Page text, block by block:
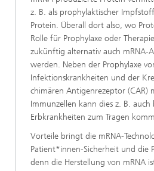
z. B. als prophylaktischer
Protein. Überall dort also, wo
Rolle für Prophylaxe oder
zukünftig alternativ auch mRNA-
werden. Neben der Prophylaxe
Infektionskrankheiten und der
chimären Antigenrezeptor (CAR)
Immunzellen kann dies z. B. auch
Erbkrankheiten zum Tragen
Vorteile bringt die mRNA-
Patient*innen-Sicherheit und die
denn die Herstellung von mRNA